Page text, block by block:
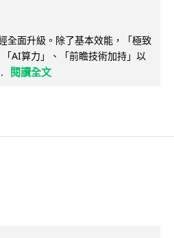
全面升級。除了基本效能，「極致
AI算力」、「前瞻技術加持」以
閱讀全文